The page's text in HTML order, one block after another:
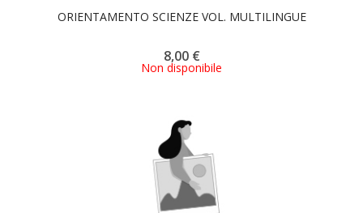
ORIENTAMENTO SCIENZE VOL. MULTILINGUE
8,00 €
Non disponibile